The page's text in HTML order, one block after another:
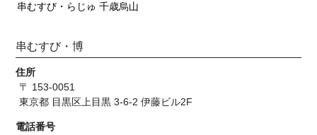
串むすび・らじゅ 千歳烏山
串むすび・博
住所
〒 153-0051
東京都 目黒区上目黒 3-6-2 伊藤ビル2F
電話番号